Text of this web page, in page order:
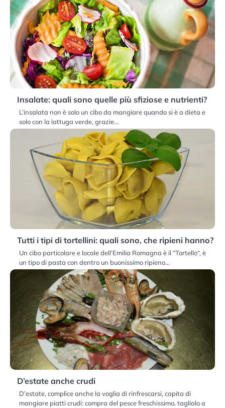
Insalate: quali sono quelle più sfiziose e nutrienti?
L’insalata non è solo un cibo da mangiare quando si è a dieta e
solo con la lattuga verde, grazie…
Tutti i tipi di tortellini: quali sono, che ripieni hanno?
Un cibo particolare e locale dell’Emilia Romagna è il “Tortello“, è
un tipo di pasta con dentro un buonissimo ripieno…
D’estate anche crudi
D’estate, complice anche la voglia di rinfrescarsi, capita di
mangiare piatti crudi: compra del pesce freschissimo, taglialo a